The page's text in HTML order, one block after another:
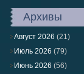
Архивы
Август 2026 (21)
Июль 2026 (79)
Июнь 2026 (56)